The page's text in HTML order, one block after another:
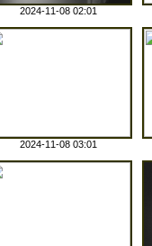
2024-11-08 02:01
2024-11-08 03:01